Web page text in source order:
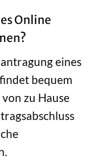
Online
eines
bequem
zu Hause